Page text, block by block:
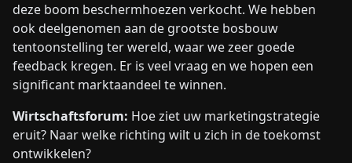
deze boom beschermhoezen verkocht. We hebben
ook deelgenomen aan de grootste bosbouw
tentoonstelling ter wereld, waar we zeer goede
feedback kregen. Er is veel vraag en we hopen een
significant marktaandeel te winnen.
Wirtschaftsforum: Hoe ziet uw marketingstrategie
eruit? Naar welke richting wilt u zich in de toekomst
ontwikkelen?